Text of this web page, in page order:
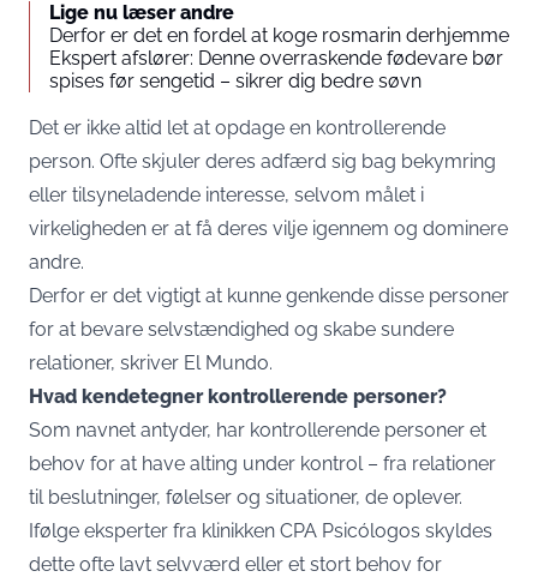
Lige nu læser andre
Derfor er det en fordel at koge rosmarin derhjemme
Ekspert afslører: Denne overraskende fødevare bør
spises før sengetid – sikrer dig bedre søvn
Det er ikke altid let at opdage en kontrollerende
person. Ofte skjuler deres adfærd sig bag bekymring
eller tilsyneladende interesse, selvom målet i
virkeligheden er at få deres vilje igennem og dominere
andre.
Derfor er det vigtigt at kunne genkende disse personer
for at bevare selvstændighed og skabe sundere
relationer, skriver El Mundo.
Hvad kendetegner kontrollerende personer?
Som navnet antyder, har kontrollerende personer et
behov for at have alting under kontrol – fra relationer
til beslutninger, følelser og situationer, de oplever.
Ifølge eksperter fra klinikken CPA Psicólogos skyldes
dette ofte lavt selvværd eller et stort behov for